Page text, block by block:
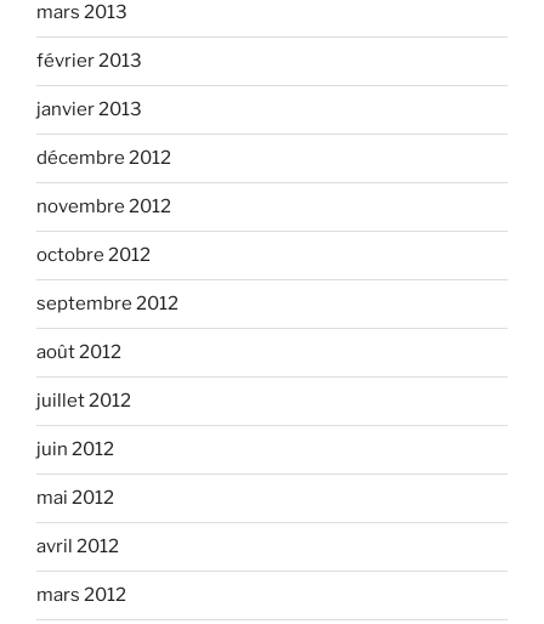
mars 2013
février 2013
janvier 2013
décembre 2012
novembre 2012
octobre 2012
septembre 2012
août 2012
juillet 2012
juin 2012
mai 2012
avril 2012
mars 2012